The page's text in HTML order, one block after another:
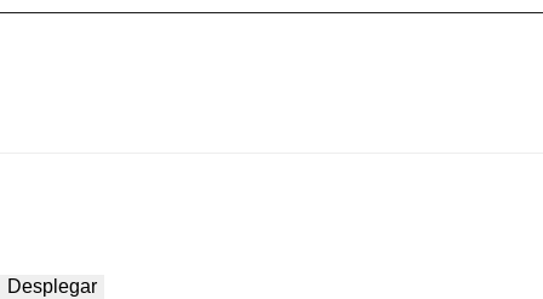
Desplegar